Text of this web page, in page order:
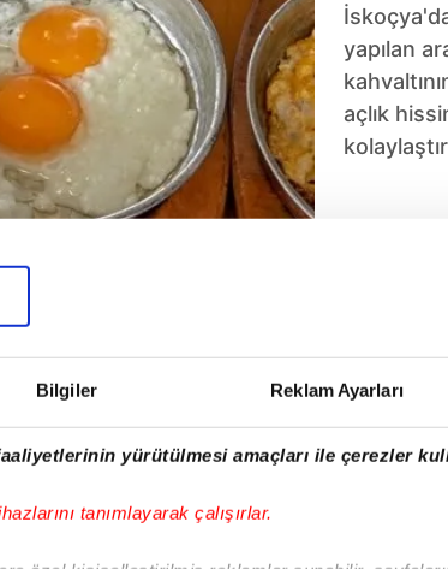
Bilgiler Reklam Ayarları
yürütülmesi amaçları ile çerezler
tanımlayarak çalışırlar.
yapılan
açlık